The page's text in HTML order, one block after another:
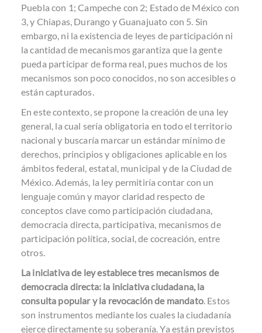
Puebla con 1; Campeche con 2; Estado de México con
3, y Chiapas, Durango y Guanajuato con 5. Sin
embargo, ni la existencia de leyes de participación ni
la cantidad de mecanismos garantiza que la gente
pueda participar de forma real, pues muchos de los
mecanismos son poco conocidos, no son accesibles o
están capturados.
En este contexto, se propone la creación de una ley
general, la cual sería obligatoria en todo el territorio
nacional y buscaría marcar un estándar mínimo de
derechos, principios y obligaciones aplicable en los
ámbitos federal, estatal, municipal y de la Ciudad de
México. Además, la ley permitiría contar con un
lenguaje común y mayor claridad respecto de
conceptos clave como participación ciudadana,
democracia directa, participativa, mecanismos de
participación política, social, de cocreación, entre
otros.
La iniciativa de ley establece tres mecanismos de
democracia directa: la iniciativa ciudadana, la
consulta popular y la revocación de mandato. Estos
son instrumentos mediante los cuales la ciudadanía
ejerce directamente su soberanía. Ya están previstos